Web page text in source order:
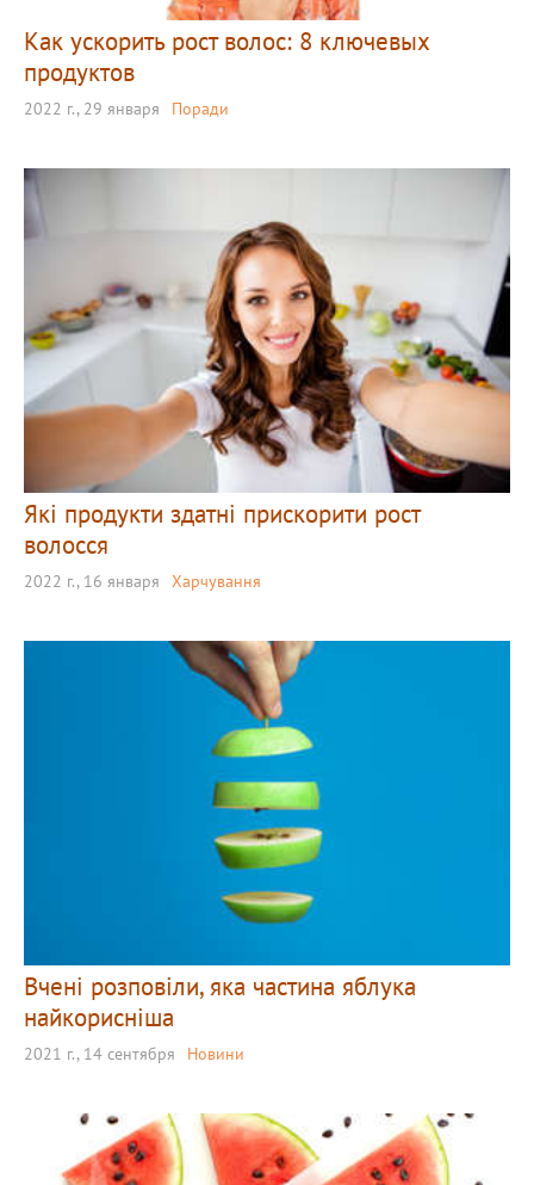
Как ускорить рост волос: 8 ключевых
продуктов
2022 г., 29 января Поради
Які продукти здатні прискорити рост
волосся
2022 г., 16 января Харчування
Вчені розповіли, яка частина яблука
найкорисніша
2021 г., 14 сентября Новини